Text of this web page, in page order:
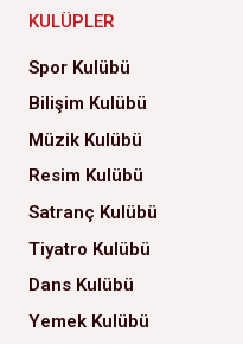
KULÜPLER
Spor Kulübü
Bilişim Kulübü
Müzik Kulübü
Resim Kulübü
Satranç Kulübü
Tiyatro Kulübü
Dans Kulübü
Yemek Kulübü